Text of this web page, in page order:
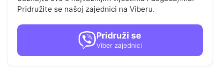
Pridružite se našoj zajednici na Viberu.
Pridruži se
Viber zajednici